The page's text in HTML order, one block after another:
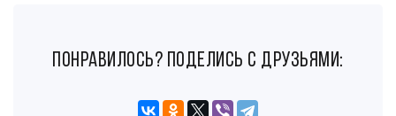
понравилось? поделись с друзьями: